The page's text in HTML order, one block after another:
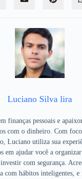
Luciano Silva lira
finanças pessoais e
com o dinheiro. Com
Luciano utiliza sua
em ajudar você a organizar
com segurança.
com hábitos inteligentes, e